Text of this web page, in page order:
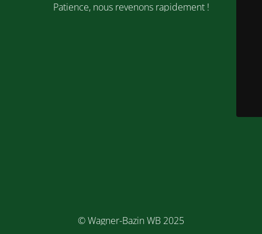
Patience, nous revenons rapidement !
© Wagner-Bazin WB 2025